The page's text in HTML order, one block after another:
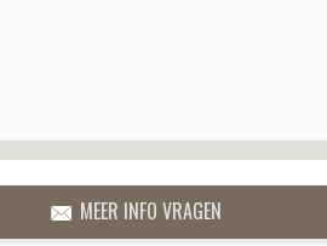
MEER INFO VRAGEN